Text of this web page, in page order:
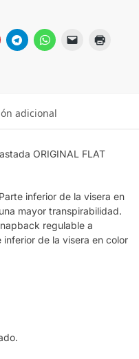
adicional
ORIGINAL FLAT
inferior de la visera en
mayor transpirabilidad.
regulable a
de la visera en color